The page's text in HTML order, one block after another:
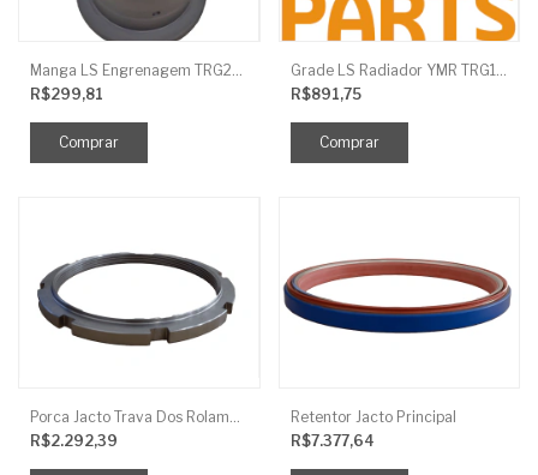
R$299,81
R$891,75
R$2.292,39
Retentor Jacto Principal
R$7.377,64